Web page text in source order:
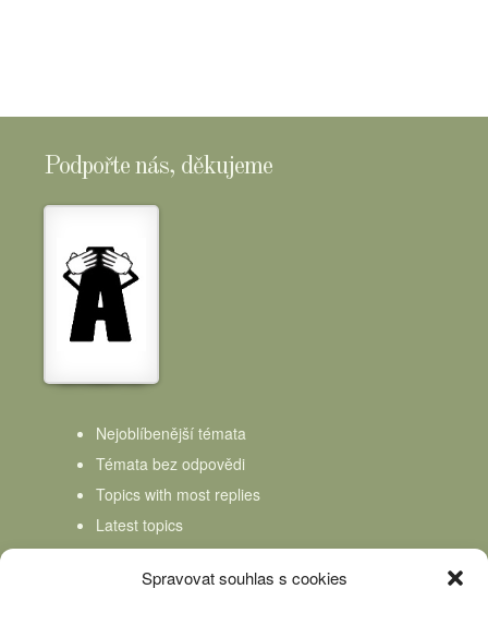
Spravovat souhlas s cookies
Podpořte nás, děkujeme
Nejoblíbenější témata
Témata bez odpovědi
Topics with most replies
Latest topics
Topics Freshness